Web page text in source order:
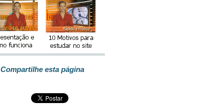
Compartilhe esta página